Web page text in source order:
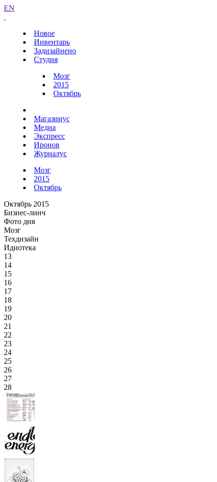
EN
Новое
Инвентарь
Задизайнено
Студия
Мозг
2015
Октябрь
Магазинус
Медиа
Экспресс
Иронов
Журналус
Мозг
2015
Октябрь
Октябрь 2015
Бизнес-линч
Фото дня
Мозг
Техдизайн
Идиотека
13
14
15
16
17
18
19
20
21
22
23
24
25
26
27
28